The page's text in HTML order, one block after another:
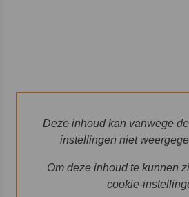
Deze inhoud kan vanwege
instellingen niet
Om deze inhoud te kunnen
cookie-